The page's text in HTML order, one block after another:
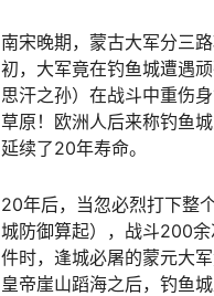
南宋晚期，蒙古大军分三
初，大军竟在钓鱼城遭遇
思汗之孙）在战斗中重伤
草原！欧洲人后来称钓鱼
延续了20年寿命。
20年后，当忽必烈打下整
城防御算起），战斗200
件时，逢城必屠的蒙元大
皇帝崖山蹈海之后，钓鱼